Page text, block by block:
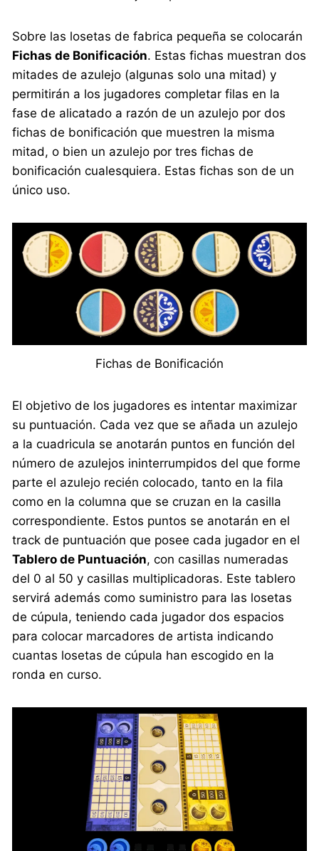
Sobre las losetas de fabrica pequeña se colocarán
Fichas de Bonificación. Estas fichas muestran dos
mitades de azulejo (algunas solo una mitad) y
permitirán a los jugadores completar filas en la
fase de alicatado a razón de un azulejo por dos
fichas de bonificación que muestren la misma
mitad, o bien un azulejo por tres fichas de
bonificación cualesquiera. Estas fichas son de un
único uso.
Fichas de Bonificación
El objetivo de los jugadores es intentar maximizar
su puntuación. Cada vez que se añada un azulejo
a la cuadricula se anotarán puntos en función del
número de azulejos ininterrumpidos del que forme
parte el azulejo recién colocado, tanto en la fila
como en la columna que se cruzan en la casilla
correspondiente. Estos puntos se anotarán en el
track de puntuación que posee cada jugador en el
Tablero de Puntuación, con casillas numeradas
del 0 al 50 y casillas multiplicadoras. Este tablero
servirá además como suministro para las losetas
de cúpula, teniendo cada jugador dos espacios
para colocar marcadores de artista indicando
cuantas losetas de cúpula han escogido en la
ronda en curso.